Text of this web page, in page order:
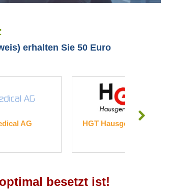
erhalten Sie 50 Euro
AG HGT Hausgerätetechnik KG
besetzt ist!